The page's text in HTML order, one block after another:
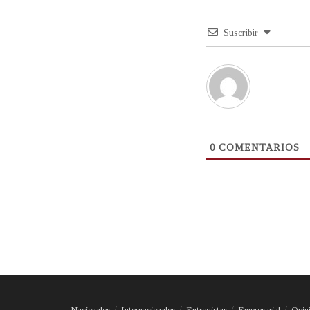
Suscribir
0 COMENTARIOS